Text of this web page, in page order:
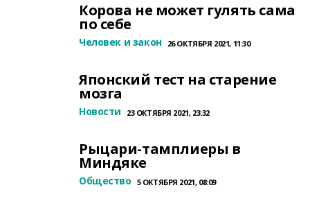
Корова не может гулять сама
по себе
Человек и закон 26 ОКТЯБРЯ 2021, 11:30
Японский тест на старение
мозга
Новости 23 ОКТЯБРЯ 2021, 23:32
Рыцари-тамплиеры в
Миндяке
Общество 5 ОКТЯБРЯ 2021, 08:09